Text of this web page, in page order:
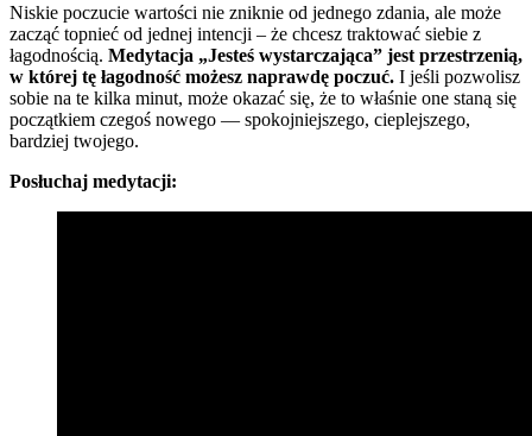
Niskie poczucie wartości nie zniknie od jednego zdania, ale może
zacząć topnieć od jednej intencji – że chcesz traktować siebie z
łagodnością. Medytacja „Jesteś wystarczająca” jest przestrzenią,
w której tę łagodność możesz naprawdę poczuć. I jeśli pozwolisz
sobie na te kilka minut, może okazać się, że to właśnie one staną się
początkiem czegoś nowego — spokojniejszego, cieplejszego,
bardziej twojego.
Posłuchaj medytacji: